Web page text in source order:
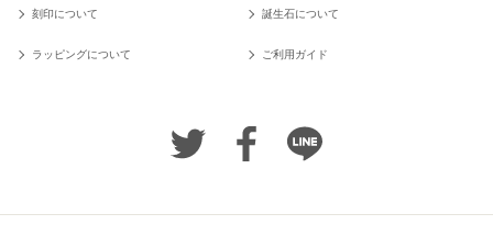
刻印について 誕生石について
ラッピングについて ご利用ガイド